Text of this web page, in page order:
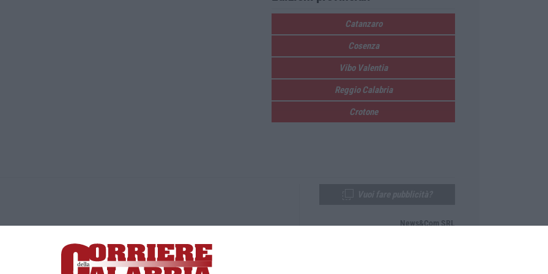
Catanzaro
Cosenza
Vibo Valentia
Reggio Calabria
Crotone
Lamezia Terme (CZ)
responsabile Paola Militano |Privacy
News&Com SRL